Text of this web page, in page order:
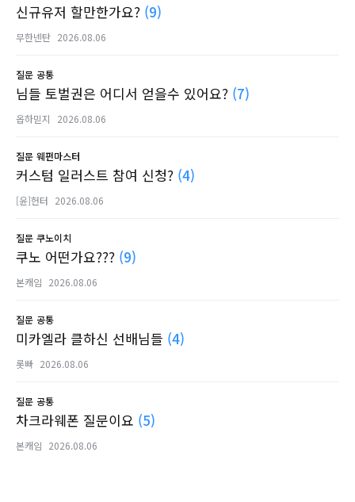
신규유저 할만한가요? (9)
무한넨탄 2026.08.06
질문 공통
님들 토벌권은 어디서 얻을수 있어요? (7)
옵하믿지 2026.08.06
질문 웨펀마스터
커스텀 일러스트 참여 신청? (4)
[윤]헌터 2026.08.06
질문 쿠노이치
쿠노 어떤가요??? (9)
본캐임 2026.08.06
질문 공통
미카엘라 클하신 선배님들 (4)
롯빠 2026.08.06
질문 공통
차크라웨폰 질문이요 (5)
본캐임 2026.08.06